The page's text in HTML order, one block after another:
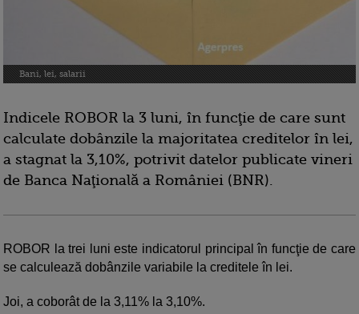
Bani, lei, salarii
Indicele ROBOR la 3 luni, în funcţie de care sunt
calculate dobânzile la majoritatea creditelor în lei,
a stagnat la 3,10%, potrivit datelor publicate vineri
de Banca Naţională a României (BNR).
ROBOR la trei luni este indicatorul principal în funcţie de care
se calculează dobânzile variabile la creditele în lei.
Joi, a coborât de la 3,11% la 3,10%.